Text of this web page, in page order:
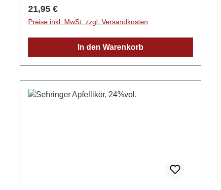
DeutschlandStadt: MengenStraße: Hauptstr.
1aPostleitzahl: 79227E-Mail: info@obsthof-
sehringer.de
Regulärer Preis:
21,95 €
Preise inkl. MwSt. zzgl. Versandkosten
In den Warenkorb